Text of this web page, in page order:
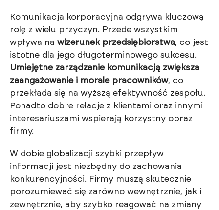
Komunikacja korporacyjna odgrywa kluczową
rolę z wielu przyczyn. Przede wszystkim
wpływa na wizerunek przedsiębiorstwa, co jest
istotne dla jego długoterminowego sukcesu.
Umiejętne zarządzanie komunikacją zwiększa
zaangażowanie i morale pracowników, co
przekłada się na wyższą efektywność zespołu.
Ponadto dobre relacje z klientami oraz innymi
interesariuszami wspierają korzystny obraz
firmy.
W dobie globalizacji szybki przepływ
informacji jest niezbędny do zachowania
konkurencyjności. Firmy muszą skutecznie
porozumiewać się zarówno wewnętrznie, jak i
zewnętrznie, aby szybko reagować na zmiany